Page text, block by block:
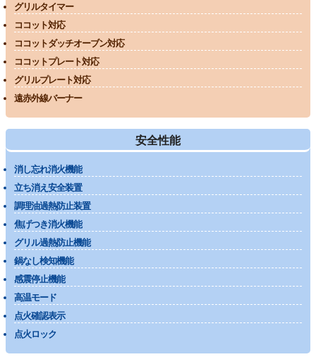
グリルタイマー
ココット対応
ココットダッチオーブン対応
ココットプレート対応
グリルプレート対応
遠赤外線バーナー
安全性能
消し忘れ消火機能
立ち消え安全装置
調理油過熱防止装置
焦げつき消火機能
グリル過熱防止機能
鍋なし検知機能
感震停止機能
高温モード
点火確認表示
点火ロック